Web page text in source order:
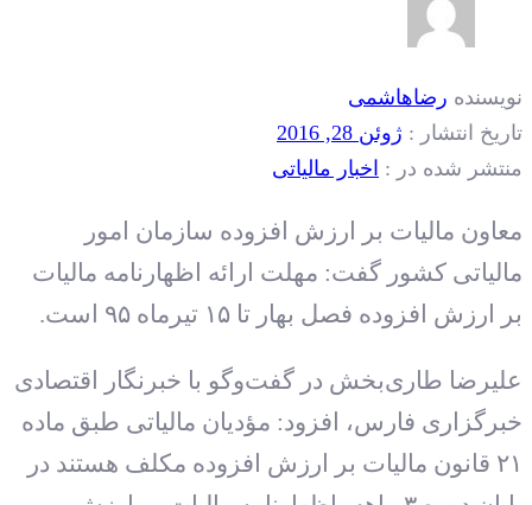
نویسنده رضاهاشمی
تاریخ انتشار : ژوئن 28, 2016
منتشر شده در : اخبار مالیاتی
معاون مالیات بر ارزش افزوده سازمان امور
مالیاتی کشور گفت: مهلت ارائه اظهارنامه مالیات
بر ارزش افزوده فصل بهار تا ۱۵ تیرماه ۹۵ است.
علیرضا طاری‌بخش در گفت‌وگو با خبرنگار اقتصادی
خبرگزاری فارس، افزود: مؤدیان مالیاتی طبق ماده
۲۱ قانون مالیات بر ارزش افزوده مکلف هستند در